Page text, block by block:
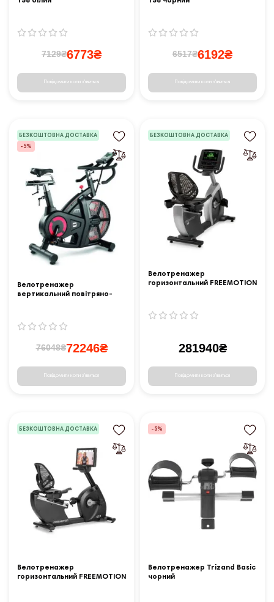
7129₴6773₴
Повідомити коли з'явиться
6517₴6192₴
Повідомити коли з'явиться
БЕЗКОШТОВНА ДОСТАВКА
-5%
Велотренажер
вертикальний повітряно-
76048₴72246₴
Повідомити коли з'явиться
БЕЗКОШТОВНА ДОСТАВКА
Велотренажер
горизонтальний FREEMOTION
281940₴
Повідомити коли з'явиться
БЕЗКОШТОВНА ДОСТАВКА
Велотренажер
горизонтальний FREEMOTION
-5%
Велотренажер Trizand Basic
чорний